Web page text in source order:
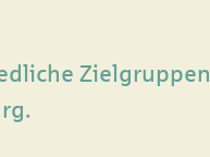
Zielgruppen